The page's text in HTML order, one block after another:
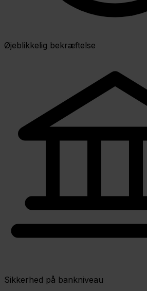
Øjeblikkelig bekræftelse
Sikkerhed på bankniveau